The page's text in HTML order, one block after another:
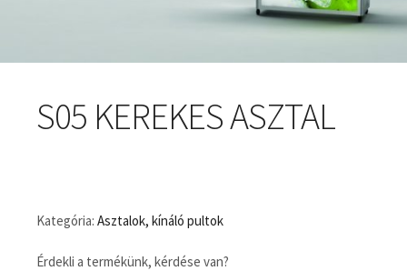
S05 KEREKES ASZTAL
Kategória: Asztalok, kínáló pultok
Érdekli a termékünk, kérdése van?